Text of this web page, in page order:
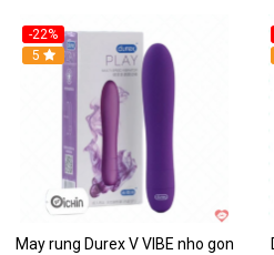
-22%
Hot
5
May rung Durex V VIBE nho gon